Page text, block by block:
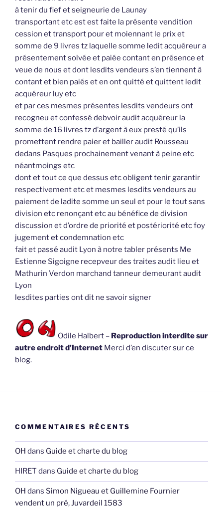
à tenir du fief et seigneurie de Launay
transportant etc est est faite la présente vendition
cession et transport pour et moiennant le prix et
somme de 9 livres tz laquelle somme ledit acquéreur a
présentement solvée et paiée contant en présence et
veue de nous et dont lesdits vendeurs s’en tiennent à
contant et bien paiés et en ont quitté et quittent ledit
acquéreur luy etc
et par ces mesmes présentes lesdits vendeurs ont
recogneu et confessé debvoir audit acquéreur la
somme de 16 livres tz d’argent à eux presté qu’ils
promettent rendre paier et bailler audit Rousseau
dedans Pasques prochainement venant à peine etc
néantmoings etc
dont et tout ce que dessus etc obligent tenir garantir
respectivement etc et mesmes lesdits vendeurs au
paiement de ladite somme un seul et pour le tout sans
division etc renonçant etc au bénéfice de division
discussion et d’ordre de priorité et postériorité etc foy
jugement et condemnation etc
fait et passé audit Lyon à notre tabler présents Me
Estienne Sigoigne recepveur des traites audit lieu et
Mathurin Verdon marchand tanneur demeurant audit
Lyon
lesdites parties ont dit ne savoir signer
Odile Halbert – Reproduction interdite sur
autre endroit d’Internet Merci d’en discuter sur ce
blog.
COMMENTAIRES RÉCENTS
OH dans Guide et charte du blog
HIRET dans Guide et charte du blog
OH dans Simon Nigueau et Guillemine Fournier
vendent un pré, Juvardeil 1583